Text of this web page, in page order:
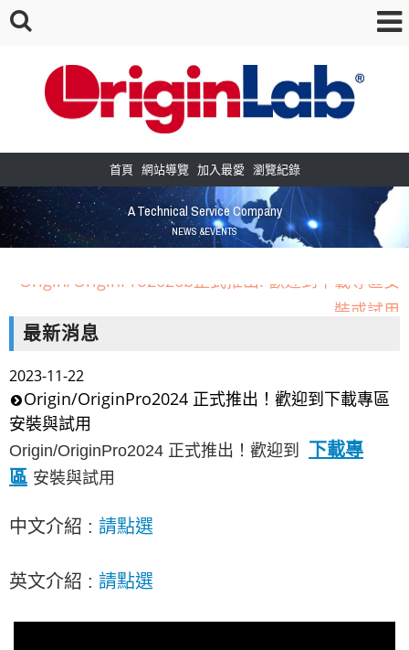
首頁 網站導覽 加入最愛 瀏覽紀錄
A Technical Service Company
NEWS &EVENTS
裝或試用
OriginLab 的小工具APP，目前下載與使用者越來越多，歡迎
［新增］常見問題教學區--點選查看更多教學內容
Origin/OriginPro2026b正式推出! 歡迎到下載專區安
裝或試用
OriginLab 的小工具APP，目前下載與使用者越來越多，歡迎
［新增］常見問題教學區--點選查看更多教學內容
最新消息
2023-11-22
Origin/OriginPro2024 正式推出！歡迎到下載專區
安裝與試用
Origin/OriginPro2024 正式推出！歡迎到 下載專
區 安裝與試用
中文介紹 : 請點選
英文介紹 : 請點選